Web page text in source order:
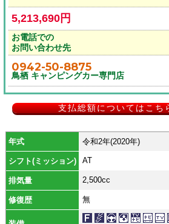
5,213,690円
お電話での
お問い合わせ先
0942-50-8875
鳥栖 キャンピングカー専門店
支払総額についてはこち
年式 令和2年(2020年)
シフト(ミッション) AT
排気量 2,500cc
修復歴 無